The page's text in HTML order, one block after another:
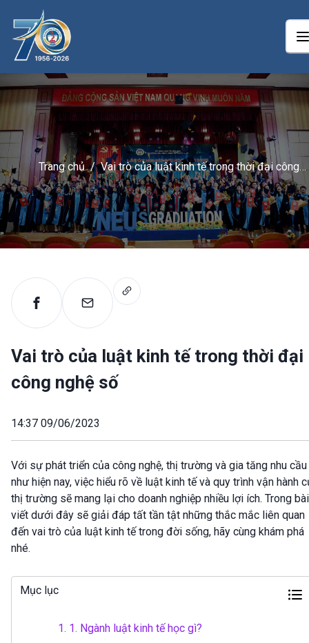
Trang chủ / Vai trò của luật kinh tế trong thời đại công
nghệ số
Vai trò của luật kinh tế trong thời đại
công nghệ số
14:37 09/06/2023
Với sự phát triển của công nghệ, thị trường và gia tăng nhu cầu
như hiện nay, việc hiểu rõ về luật kinh tế và quy trình vận hành
thị trường sẽ mang lại cho doanh nghiệp nhiều lợi ích. Trong bài
viết dưới đây sẽ giải đáp tất tần tật những thắc mắc liên quan
đến vai trò của luật kinh tế trong đời sống, hãy cùng khám phá
nhé.
Mục lục
1. 1. Ngành luật kinh tế học gì?